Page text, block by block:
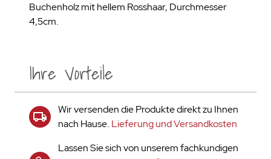
Ihre Vorteile
Wir versenden die Produkte direkt zu Ihnen
nach Hause. Lieferung und Versandkosten
Lassen Sie sich von unserem fachkundigen
Buchenholz mit hellem Rosshaar, Durchmesser
4,5cm.